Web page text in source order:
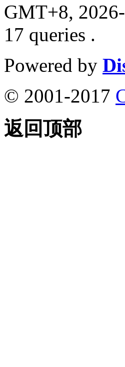
GMT+8,
17 queries .
Powered by
© 2001-2017
返回顶部